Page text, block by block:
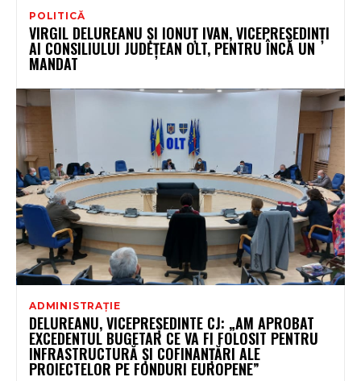
POLITICĂ
VIRGIL DELUREANU ȘI IONUȚ IVAN, VICEPREȘEDINȚI
AI CONSILIULUI JUDEȚEAN OLT, PENTRU ÎNCĂ UN
MANDAT
ADMINISTRAȚIE
DELUREANU, VICEPREȘEDINTE CJ: „AM APROBAT
EXCEDENTUL BUGETAR CE VA FI FOLOSIT PENTRU
INFRASTRUCTURĂ ȘI COFINANȚĂRI ALE
PROIECTELOR PE FONDURI EUROPENE”